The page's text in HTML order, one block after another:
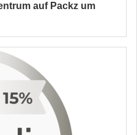
auf Packz um